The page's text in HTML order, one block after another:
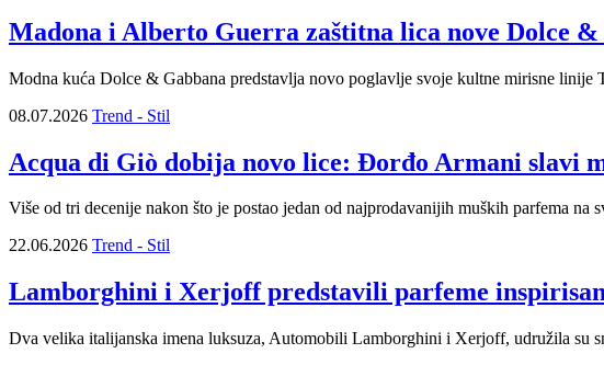
Madona i Alberto Guerra zaštitna lica nove Dolce &
Modna kuća Dolce & Gabbana predstavlja novo poglavlje svoje kultne mirisne
08.07.2026 Trend - Stil
Acqua di Giò dobija novo lice: Đorđo Armani slavi
Više od tri decenije nakon što je postao jedan od najprodavanijih muških parfema
22.06.2026 Trend - Stil
Lamborghini i Xerjoff predstavili parfeme
Dva velika italijanska imena luksuza, Automobili Lamborghini i Xerjoff, udružila su